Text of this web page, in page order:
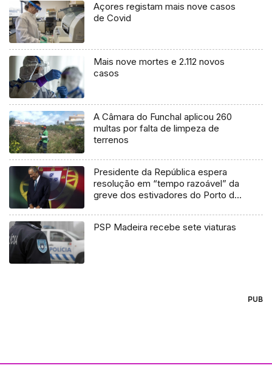
Açores registam mais nove casos
de Covid
Mais nove mortes e 2.112 novos
casos
A Câmara do Funchal aplicou 260
multas por falta de limpeza de
terrenos
Presidente da República espera
resolução em “tempo razoável” da
greve dos estivadores do Porto de
PSP Madeira recebe sete viaturas
PUB